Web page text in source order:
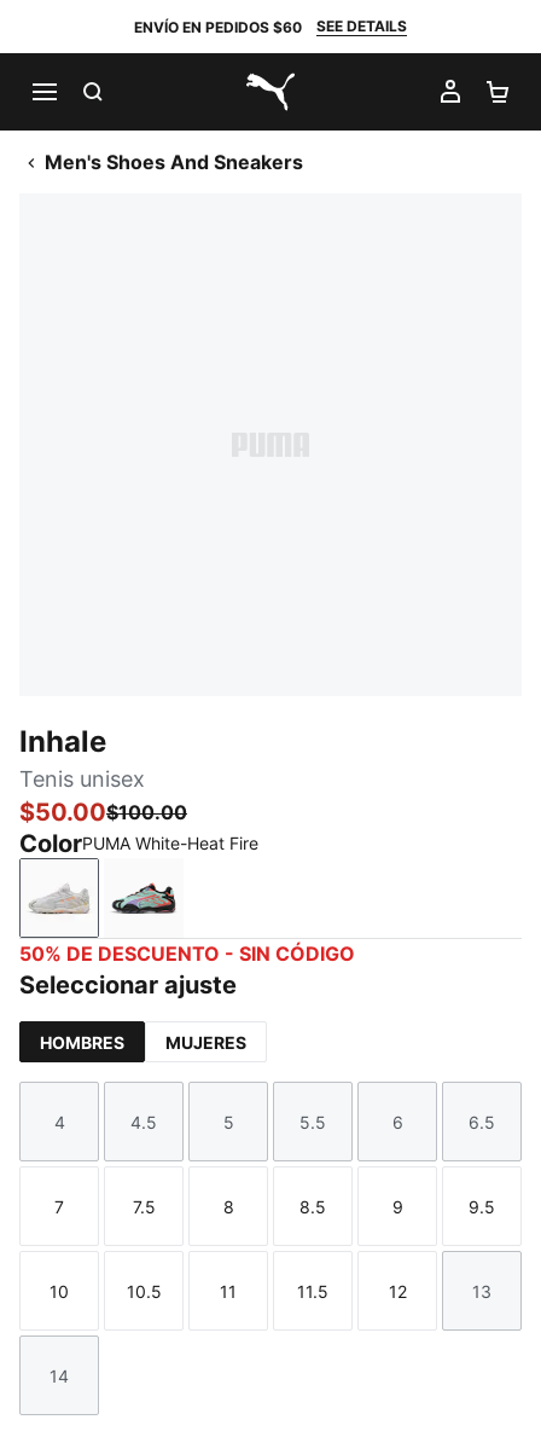
ENVÍO EN PEDIDOS $60 SEE DETAILS
PUMA.com
MI
Men's Shoes And Sneakers
Inhale
Tenis unisex
$50.00$100.00
ColorPUMA White-Heat Fire
PUMA White-Heat Fire
Mint Melt-Lavender Alert
50% DE DESCUENTO - SIN CÓDIGO
Seleccionar ajuste
HOMBRES MUJERES
Talla
4
Talla
4.5
Talla
5
Talla
5.5
Talla
6
Talla
6.5
Talla
7
Talla
7.5
Talla
8
Talla
8.5
Talla
9
Talla
9.5
Talla
10
Talla
10.5
Talla
11
Talla
11.5
Talla
12
Talla
13
Talla
14